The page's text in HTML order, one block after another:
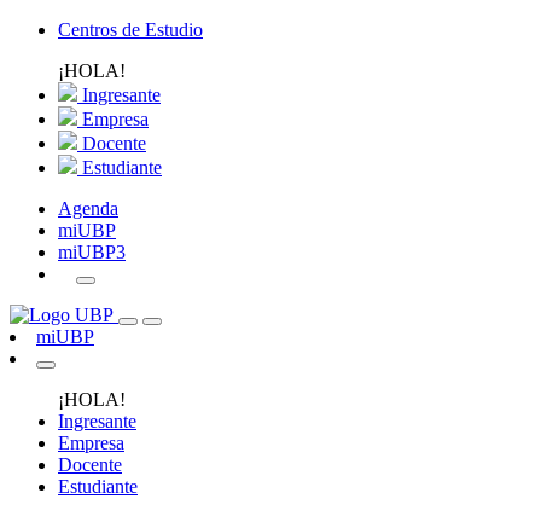
Centros de Estudio
¡HOLA!
Ingresante
Empresa
Docente
Estudiante
Agenda
miUBP
miUBP3
miUBP
¡HOLA!
Ingresante
Empresa
Docente
Estudiante